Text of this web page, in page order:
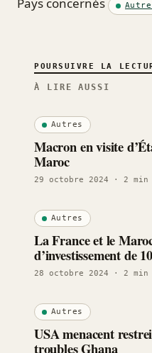
Pays concernés
POURSUIVRE LA
À LIRE AUSSI
Autres
Macron en visite
Maroc
29 octobre 2024 · 2 min
Autres
La France et le
d’investissement de
28 octobre 2024 · 2 min
Autres
USA menacent
troubles Ghana